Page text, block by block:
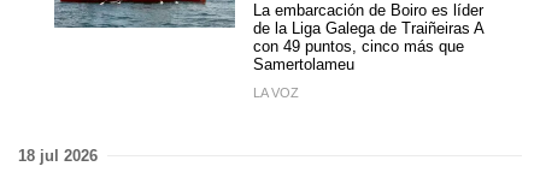
La embarcación de Boiro es líder
de la Liga Galega de Traiñeiras A
con 49 puntos, cinco más que
Samertolameu
LA VOZ
18 jul 2026